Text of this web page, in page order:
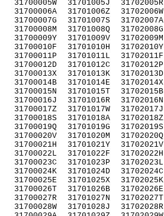
31700005W
31700006A
31700007G
31700008M
31700009Y
31700010F
31700011P
31700012D
31700013X
31700014B
31700015N
31700016J
31700017Z
31700018S
31700019Q
31700020V
31700021H
31700022L
31700023C
31700024K
31700025E
31700026T
31700027R
31700028W
31701005J
31701006Z
31701007S
31701008Q
31701009V
31701010H
31701011L
31701012C
31701013K
31701014E
31701015T
31701016R
31701017W
31701018A
31701019G
31701020M
31701021Y
31701022F
31701023P
31701024D
31701025X
31701026B
31701027N
31701028J
31702005R
31702006W
31702007A
31702008G
31702009M
31702010Y
31702011F
31702012P
31702013D
31702014X
31702015B
31702016N
31702017J
31702018Z
31702019S
31702020Q
31702021V
31702022H
31702023L
31702024C
31702025K
31702026E
31702027T
31702028R